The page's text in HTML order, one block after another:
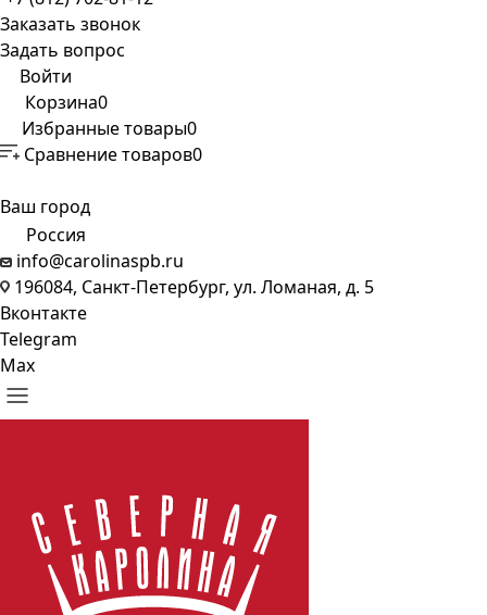
Заказать звонок
Задать вопрос
Войти
Корзина0
Избранные товары0
Сравнение товаров0
Ваш город
Россия
info@carolinaspb.ru
196084, Санкт-Петербург, ул. Ломаная, д. 5
Вконтакте
Telegram
Max